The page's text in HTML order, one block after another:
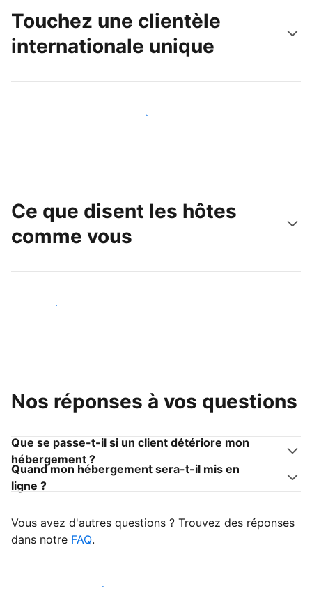
Touchez une clientèle
internationale unique
Touchez une nouvelle clientèle dès aujourd'hui
Ce que disent les hôtes
comme vous
Devenir hôte
Nos réponses à vos questions
Que se passe-t-il si un client détériore mon
hébergement ?
Quand mon hébergement sera-t-il mis en
ligne ?
Vous avez d'autres questions ? Trouvez des réponses
dans notre FAQ.
Accueillir mes premiers clients